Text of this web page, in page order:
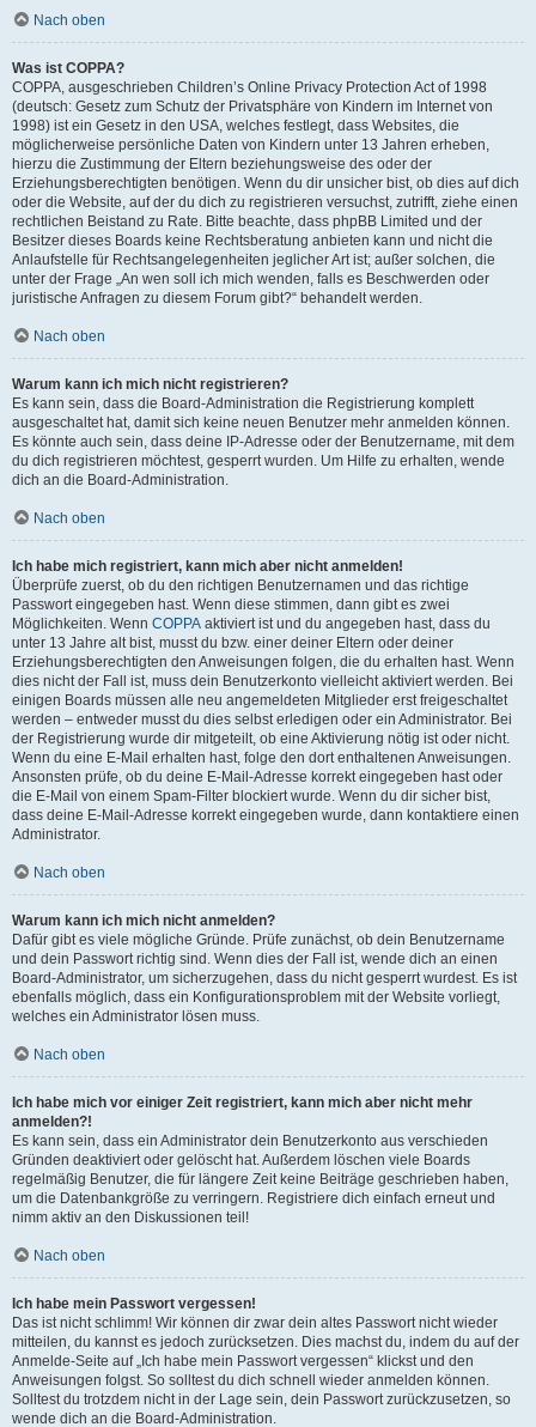
Nach oben
Was ist COPPA?
COPPA, ausgeschrieben Children’s Online Privacy Protection Act of 1998
(deutsch: Gesetz zum Schutz der Privatsphäre von Kindern im Internet von
1998) ist ein Gesetz in den USA, welches festlegt, dass Websites, die
möglicherweise persönliche Daten von Kindern unter 13 Jahren erheben,
hierzu die Zustimmung der Eltern beziehungsweise des oder der
Erziehungsberechtigten benötigen. Wenn du dir unsicher bist, ob dies auf dich
oder die Website, auf der du dich zu registrieren versuchst, zutrifft, ziehe einen
rechtlichen Beistand zu Rate. Bitte beachte, dass phpBB Limited und der
Besitzer dieses Boards keine Rechtsberatung anbieten kann und nicht die
Anlaufstelle für Rechtsangelegenheiten jeglicher Art ist; außer solchen, die
unter der Frage „An wen soll ich mich wenden, falls es Beschwerden oder
juristische Anfragen zu diesem Forum gibt?“ behandelt werden.
Nach oben
Warum kann ich mich nicht registrieren?
Es kann sein, dass die Board-Administration die Registrierung komplett
ausgeschaltet hat, damit sich keine neuen Benutzer mehr anmelden können.
Es könnte auch sein, dass deine IP-Adresse oder der Benutzername, mit dem
du dich registrieren möchtest, gesperrt wurden. Um Hilfe zu erhalten, wende
dich an die Board-Administration.
Nach oben
Ich habe mich registriert, kann mich aber nicht anmelden!
Überprüfe zuerst, ob du den richtigen Benutzernamen und das richtige
Passwort eingegeben hast. Wenn diese stimmen, dann gibt es zwei
Möglichkeiten. Wenn COPPA aktiviert ist und du angegeben hast, dass du
unter 13 Jahre alt bist, musst du bzw. einer deiner Eltern oder deiner
Erziehungsberechtigten den Anweisungen folgen, die du erhalten hast. Wenn
dies nicht der Fall ist, muss dein Benutzerkonto vielleicht aktiviert werden. Bei
einigen Boards müssen alle neu angemeldeten Mitglieder erst freigeschaltet
werden – entweder musst du dies selbst erledigen oder ein Administrator. Bei
der Registrierung wurde dir mitgeteilt, ob eine Aktivierung nötig ist oder nicht.
Wenn du eine E-Mail erhalten hast, folge den dort enthaltenen Anweisungen.
Ansonsten prüfe, ob du deine E-Mail-Adresse korrekt eingegeben hast oder
die E-Mail von einem Spam-Filter blockiert wurde. Wenn du dir sicher bist,
dass deine E-Mail-Adresse korrekt eingegeben wurde, dann kontaktiere einen
Administrator.
Nach oben
Warum kann ich mich nicht anmelden?
Dafür gibt es viele mögliche Gründe. Prüfe zunächst, ob dein Benutzername
und dein Passwort richtig sind. Wenn dies der Fall ist, wende dich an einen
Board-Administrator, um sicherzugehen, dass du nicht gesperrt wurdest. Es ist
ebenfalls möglich, dass ein Konfigurationsproblem mit der Website vorliegt,
welches ein Administrator lösen muss.
Nach oben
Ich habe mich vor einiger Zeit registriert, kann mich aber nicht mehr
anmelden?!
Es kann sein, dass ein Administrator dein Benutzerkonto aus verschieden
Gründen deaktiviert oder gelöscht hat. Außerdem löschen viele Boards
regelmäßig Benutzer, die für längere Zeit keine Beiträge geschrieben haben,
um die Datenbankgröße zu verringern. Registriere dich einfach erneut und
nimm aktiv an den Diskussionen teil!
Nach oben
Ich habe mein Passwort vergessen!
Das ist nicht schlimm! Wir können dir zwar dein altes Passwort nicht wieder
mitteilen, du kannst es jedoch zurücksetzen. Dies machst du, indem du auf der
Anmelde-Seite auf „Ich habe mein Passwort vergessen“ klickst und den
Anweisungen folgst. So solltest du dich schnell wieder anmelden können.
Solltest du trotzdem nicht in der Lage sein, dein Passwort zurückzusetzen, so
wende dich an die Board-Administration.